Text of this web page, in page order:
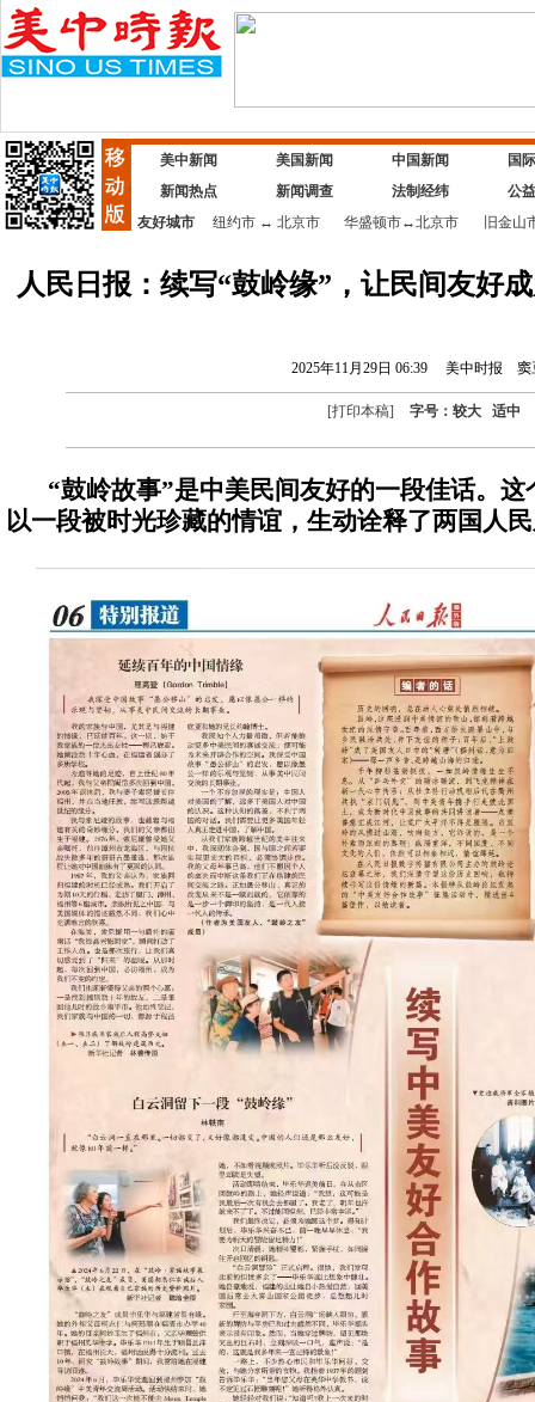
美中新闻 美国新闻 中国新闻
国
新闻热点
新闻调查 法制经纬
公
友好城市
纽约市↔ 北京市 华盛顿市↔北京市 旧金山
人民日报：续写“鼓岭缘”，让民间友好
2025年11月29日 06:39 美中时报 窦
[打印本稿] 字号： 较大 适中
“鼓岭故事”是中美民间友好的一段佳话。这
以一段被时光珍藏的情谊，生动诠释了两国人